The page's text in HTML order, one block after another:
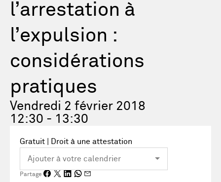
l’arrestation à
l’expulsion :
considérations
pratiques
Vendredi 2 février 2018
12:30 - 13:30
Gratuit | Droit à une attestation
Partage